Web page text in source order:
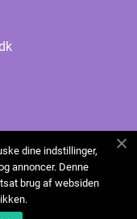
dine indstillinger,
annoncer. Denne
brug af websiden